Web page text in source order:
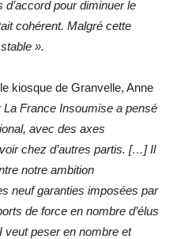
pour diminuer le
cohérent. Malgré cette
».
kiosque de Granvelle, Anne
La France Insoumise a pensé
avec des axes
chez d’autres partis. […] Il
notre ambition
neuf garanties imposées par
de force en nombre d’élus
peser en nombre et